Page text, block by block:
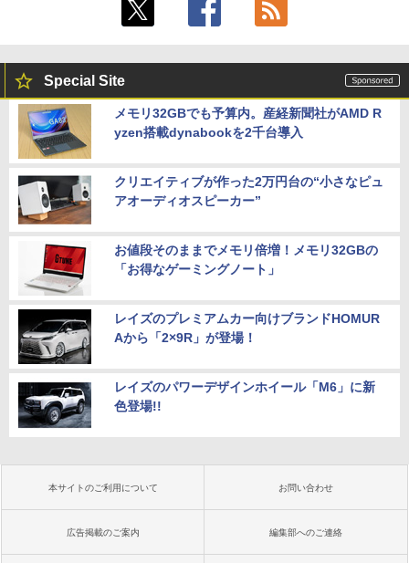
Special Site
メモリ32GBでも予算内。産経新聞社がAMD R
yzen搭載dynabookを2千台導入
クリエイティブが作った2万円台の“小さなピュ
アオーディオスピーカー”
お値段そのままでメモリ倍増！メモリ32GBの
「お得なゲーミングノート」
レイズのプレミアムカー向けブランドHOMUR
Aから「2×9R」が登場！
レイズのパワーデザインホイール「M6」に新
色登場!!
本サイトのご利用について お問い合わせ
広告掲載のご案内 編集部へのご連絡